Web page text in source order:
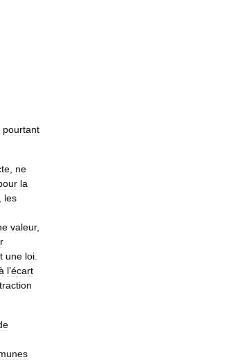
pourtant
ne
la
les
valeur,
une loi
l’écart